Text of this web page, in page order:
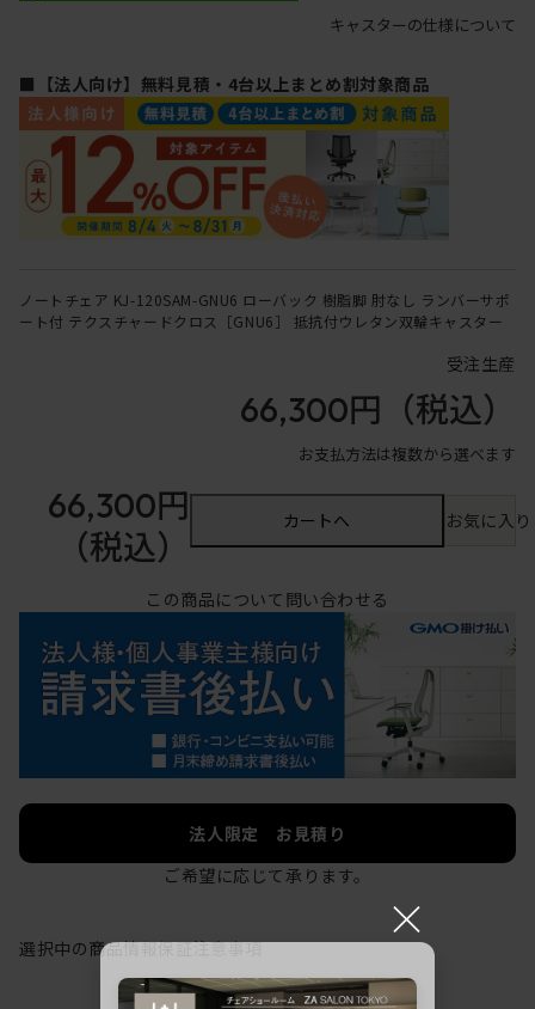
キャスターの仕様について
■【法人向け】無料見積・4台以上まとめ割対象商品
ノートチェア KJ-120SAM-GNU6 ローバック 樹脂脚 肘なし ランバーサポ
ート付 テクスチャードクロス［GNU6］ 抵抗付ウレタン双輪キャスター
受注生産
66,300円 （税込）
お支払方法は複数から選べます
66,300円
（税込）
カートへ お気に入
この商品について問い合わせる
法人限定 お見積り
ご希望に応じて承ります。
選択中の商品情報保証注意事項
×